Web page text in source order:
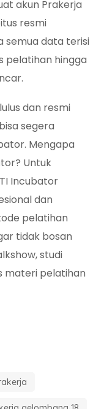
akun Prakerja
resmi
semua data terisi
pelatihan hingga
dan resmi
segera
Mengapa
Untuk
Incubator
dan
pelatihan
tidak bosan
studi
materi pelatihan